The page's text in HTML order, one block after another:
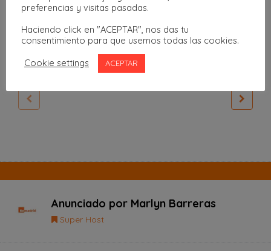
22 23 24 25
Disponible Pendiente
Anunciado por Marlyn Barreras
Super Host
preferencias y visitas pasadas.
Haciendo click en "ACEPTAR", nos das tu
consentimiento para que usemos todas las cookies.
Cookie settings
ACEPTAR